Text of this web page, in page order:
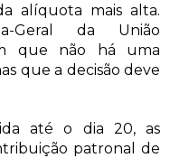
alíquota mais alta.
Geral da União
que não há uma
que a decisão deve
até o dia 20, as
patronal de